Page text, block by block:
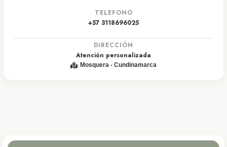
TELEFONO
+57 3118696025
DIRECCIÓN
Atención personalizada
Mosquera - Cundinamarca